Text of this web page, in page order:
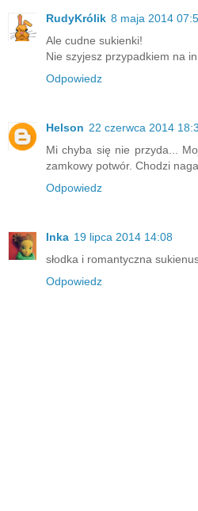
RudyKrólik 8 maja 2014
Ale cudne sukienki!
Nie szyjesz przypadkiem na
Odpowiedz
Helson 22 czerwca 2014
Mi chyba się nie przyda...
zamkowy potwór. Chodzi
Odpowiedz
Inka 19 lipca 2014 14:08
słodka i romantyczna
Odpowiedz